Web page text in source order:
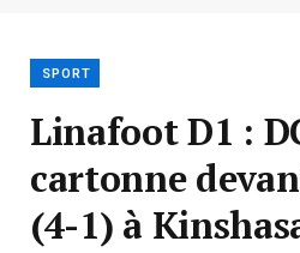
SPORT
Linafoot D1 :
cartonne
(4-1) à